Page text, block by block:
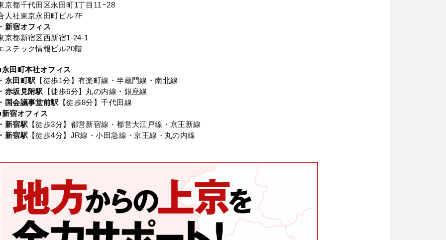
京都千代田区永田町1丁目11−28
人社東京永田町ビル7F
新宿オフィス
京都新宿区西新宿1-24-1
ステック情報ビル20階
永田町本社オフィス
永田町駅 【徒歩1分】有楽町線・半蔵門線・南北線
赤坂見附駅
【徒歩6分】丸の内線・銀座線
国会議事堂前駅
【徒歩8分】千代田線
新宿オフィス
新宿駅 【徒歩3分】都営新宿線・都営大江戸線・京王新線
新宿駅 【徒歩4分】JR線・小田急線・京王線・丸の内線